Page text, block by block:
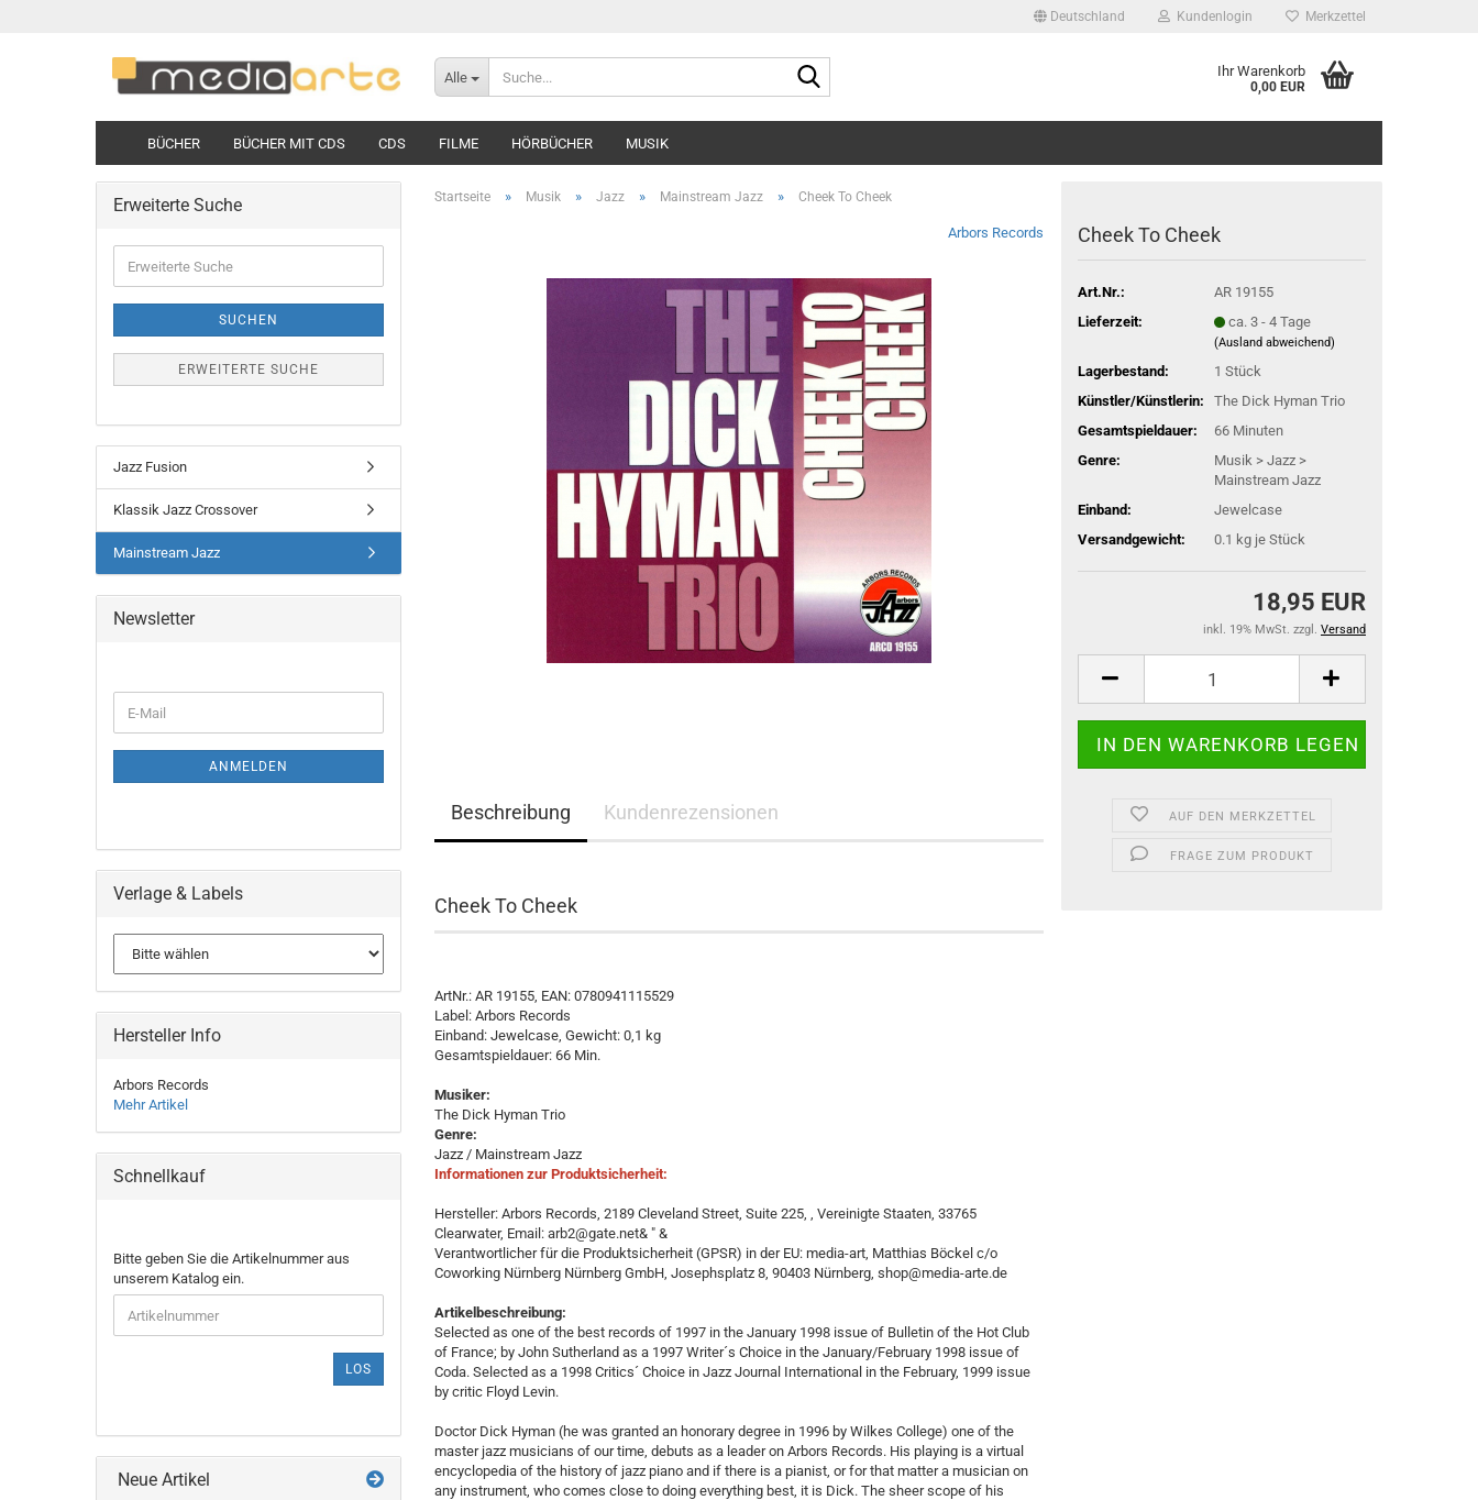
Deutschland Kundenlogin Merkzettel
Alle Ihr Warenkorb
0,00 EUR
BÜCHER BÜCHER MIT CDS CDS FILME HÖRBÜCHER MUSIK
Startseite » Musik » Jazz » Mainstream Jazz » Cheek To Cheek
Arbors Records Cheek To Cheek
Art.Nr.:
AR 19155
Lieferzeit:
ca. 3 - 4 Tage
(Ausland abweichend)
Lagerbestand: 1 Stück
Künstler/Künstlerin:
The Dick Hyman Trio
Gesamtspieldauer:
66 Minuten
Genre:
Musik > Jazz >
Mainstream Jazz
Einband:
Jewelcase
Versandgewicht:
0.1 kg je Stück
18,95 EUR
inkl. 19% MwSt. zzgl. Versand
AUF DEN MERKZETTEL
FRAGE ZUM PRODUKT
Beschreibung Kundenrezensionen
Cheek To Cheek
ArtNr.: AR 19155, EAN: 0780941115529
Label: Arbors Records
Einband: Jewelcase, Gewicht: 0,1 kg
Gesamtspieldauer: 66 Min.
Musiker:
The Dick Hyman Trio
Genre:
Jazz / Mainstream Jazz
Informationen zur Produktsicherheit:
Hersteller: Arbors Records, 2189 Cleveland Street, Suite 225, , Vereinigte Staaten, 33765
Clearwater, Email: arb2@gate.net& " &
Verantwortlicher für die Produktsicherheit (GPSR) in der EU: media-art, Matthias Böckel c/o
Coworking Nürnberg Nürnberg GmbH, Josephsplatz 8, 90403 Nürnberg, shop@media-arte.de
Artikelbeschreibung:
Selected as one of the best records of 1997 in the January 1998 issue of Bulletin of the Hot Club
of France; by John Sutherland as a 1997 Writer´s Choice in the January/February 1998 issue of
Coda. Selected as a 1998 Critics´ Choice in Jazz Journal International in the February, 1999 issue
by critic Floyd Levin.
Doctor Dick Hyman (he was granted an honorary degree in 1996 by Wilkes College) one of the
master jazz musicians of our time, debuts as a leader on Arbors Records. His playing is a virtual
encyclopedia of the history of jazz piano and if there is a pianist, or for that matter a musician on
any instrument, who comes close to doing everything best, it is Dick. The sheer scope of his
Erweiterte Suche
Suche
SUCHEN
ERWEITERTE SUCHE
Jazz Fusion
Klassik Jazz Crossover
Mainstream Jazz
Newsletter
ZUR
E-
Mail
ANMELDEN
Verlage & Labels
Hersteller Info
Arbors Records
Mehr Artikel
Schnellkauf
BITTE
GEBEN
SIE
DIE
ARTIKELNUMMER
Bitte geben Sie die Artikelnummer aus
unserem Katalog ein.
LOS
Neue Artikel